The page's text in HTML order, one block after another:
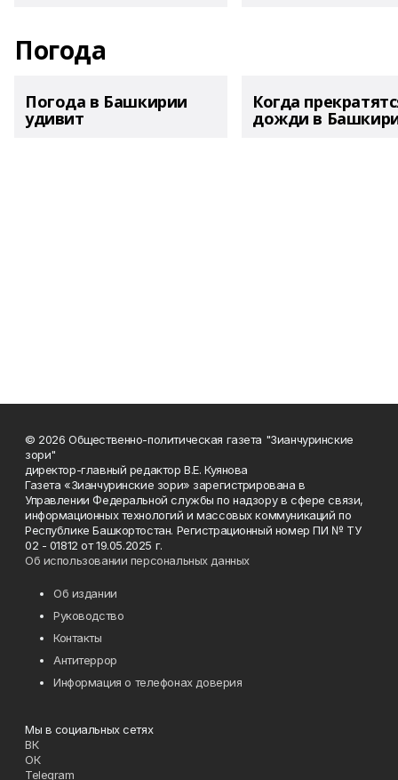
Погода
Погода в Башкирии
удивит
Когда
дожди в
© 2026 Общественно-политическая газета "Зианчуринские
зори"
директор-главный редактор В.Е. Куянова
Газета «Зианчуринские зори» зарегистрирована в
Управлении Федеральной службы по надзору в сфере связи,
информационных технологий и массовых коммуникаций по
Республике Башкортостан. Регистрационный номер ПИ № ТУ
02 - 01812 от 19.05.2025 г.
Об использовании персональных данных
Об издании
Руководство
Контакты
Антитеррор
Информация о телефонах доверия
Мы в социальных сетях
ВК
ОК
Telegram